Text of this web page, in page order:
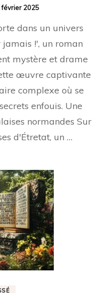
février 2025
dans un univers
!', un roman
mystère et drame
œuvre captivante
complexe où se
enfouis. Une
normandes Sur
d'Étretat, un …